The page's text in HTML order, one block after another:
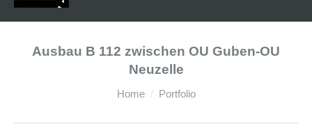
Leistungen
Ausbau B 112 zwischen OU Guben-OU
Neuzelle
Home Portfolio